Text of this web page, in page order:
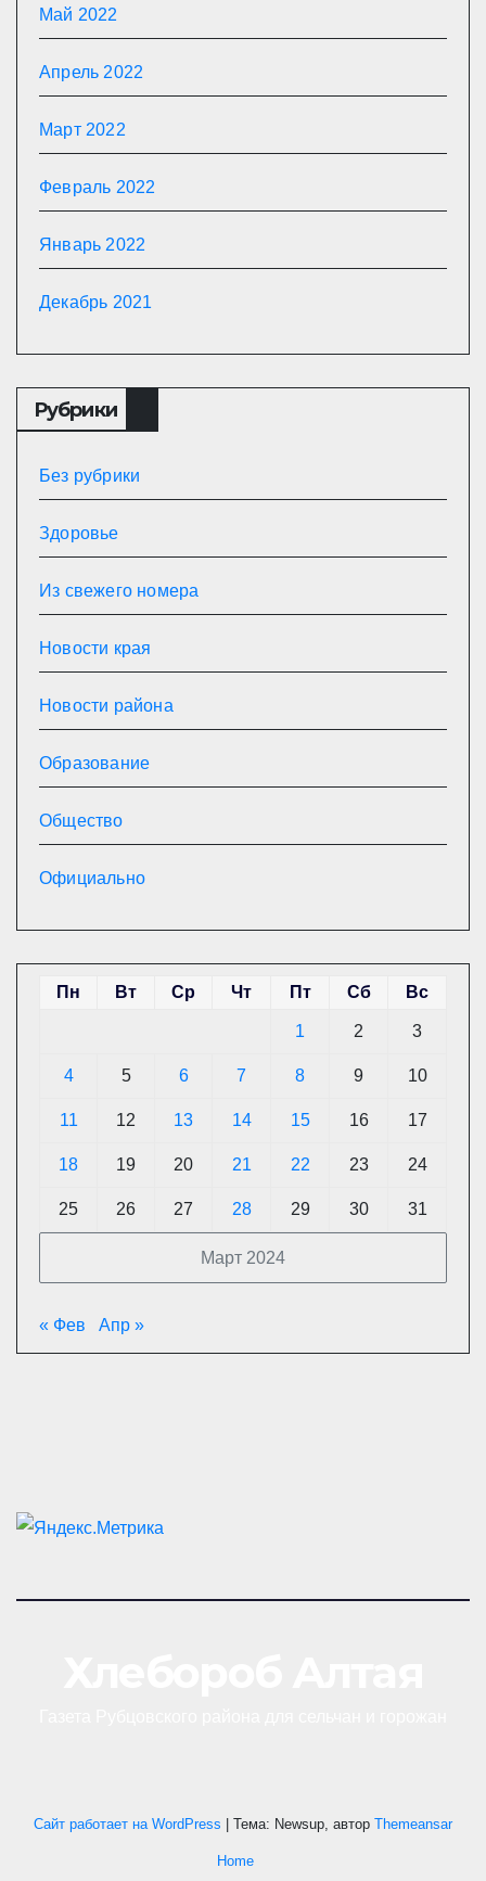
Май 2022
Апрель 2022
Март 2022
Февраль 2022
Январь 2022
Декабрь 2021
Рубрики
Без рубрики
Здоровье
Из свежего номера
Новости края
Новости района
Образование
Общество
Официально
Март 2024
Пн Вт Ср Чт Пт Сб Вс
1 2 3
4 5 6 7 8 9 10
11 12 13 14 15 16 17
18 19 20 21 22 23 24
25 26 27 28 29 30 31
« Фев Апр »
Сайт работает на WordPress Тема: Newsup, автор Themeansar
Home